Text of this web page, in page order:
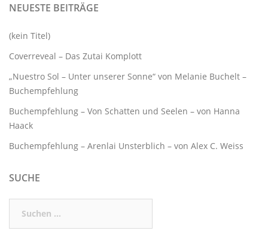
NEUESTE BEITRÄGE
(kein Titel)
Coverreveal – Das Zutai Komplott
„Nuestro Sol – Unter unserer Sonne“ von Melanie Buchelt –
Buchempfehlung
Buchempfehlung – Von Schatten und Seelen – von Hanna
Haack
Buchempfehlung – Arenlai Unsterblich – von Alex C. Weiss
SUCHE
nach: